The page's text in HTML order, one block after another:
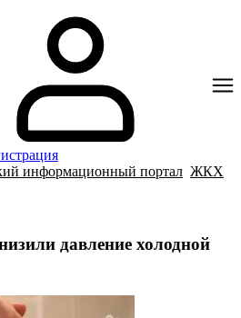
информационный портал ЖКХ
давление холодной